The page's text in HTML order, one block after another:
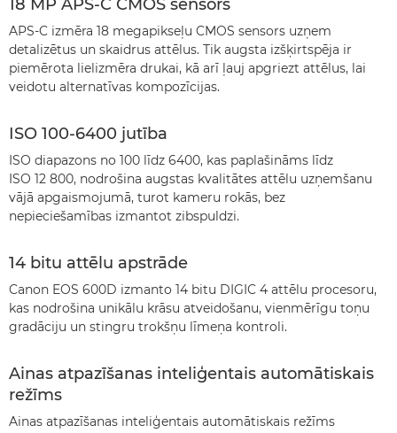
18 MP APS-C CMOS sensors
APS-C izmēra 18 megapikseļu CMOS sensors uzņem
detalizētus un skaidrus attēlus. Tik augsta izšķirtspēja ir
piemērota lielizmēra drukai, kā arī ļauj apgriezt attēlus, lai
veidotu alternatīvas kompozīcijas.
ISO 100-6400 jutība
ISO diapazons no 100 līdz 6400, kas paplašināms līdz
ISO 12 800, nodrošina augstas kvalitātes attēlu uzņemšanu
vājā apgaismojumā, turot kameru rokās, bez
nepieciešamības izmantot zibspuldzi.
14 bitu attēlu apstrāde
Canon EOS 600D izmanto 14 bitu DIGIC 4 attēlu procesoru,
kas nodrošina unikālu krāsu atveidošanu, vienmērīgu toņu
gradāciju un stingru trokšņu līmeņa kontroli.
Ainas atpazīšanas inteliģentais automātiskais
režīms
Ainas atpazīšanas inteliģentais automātiskais režīms